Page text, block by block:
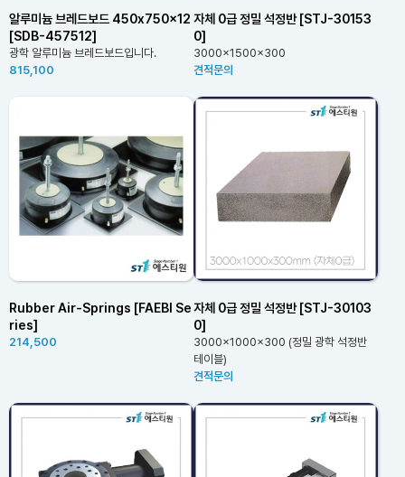
알루미늄 브레드보드 450x750x12
[SDB-457512]
광학 알루미늄 브레드보드입니다.
815,100
자체 0급 정밀 석정반 [STJ-30153
0]
3000x1500x300
견적문의
Rubber Air-Springs [FAEBI Se
ries]
214,500
자체 0급 정밀 석정반 [STJ-30103
0]
3000x1000x300 (정밀 광학 석정반
테이블)
견적문의